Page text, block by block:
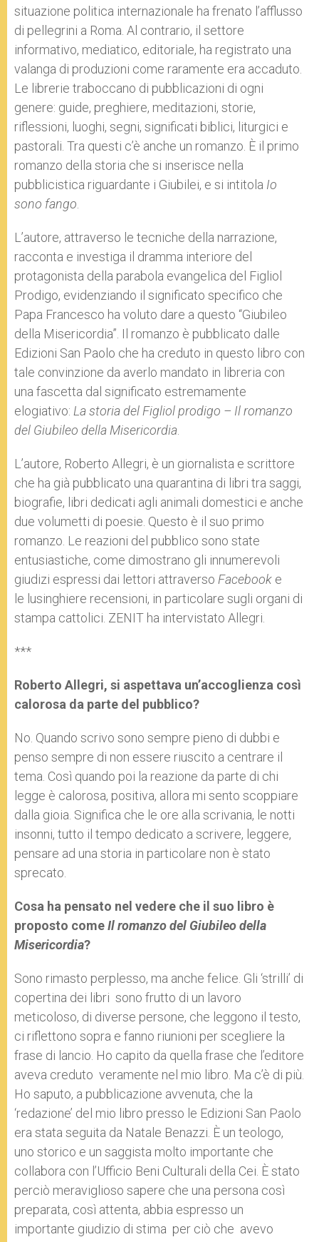
situazione politica internazionale ha frenato l’afflusso
di pellegrini a Roma. Al contrario, il settore
informativo, mediatico, editoriale, ha registrato una
valanga di produzioni come raramente era accaduto.
Le librerie traboccano di pubblicazioni di ogni
genere: guide, preghiere, meditazioni, storie,
riflessioni, luoghi, segni, significati biblici, liturgici e
pastorali. Tra questi c’è anche un romanzo. È il primo
romanzo della storia che si inserisce nella
pubblicistica riguardante i Giubilei, e si intitola Io
sono fango
L’autore, attraverso le tecniche della narrazione,
racconta e investiga il dramma interiore del
protagonista della parabola evangelica del Figliol
Prodigo, evidenziando il significato specifico che
Papa Francesco ha voluto dare a questo “Giubileo
della Misericordia”. Il romanzo è pubblicato dalle
Edizioni San Paolo che ha creduto in questo libro con
tale convinzione da averlo mandato in libreria con
una fascetta dal significato estremamente
elogiativo: La storia del Figliol prodigo – Il romanzo
del Giubileo della Misericordia
L’autore, Roberto Allegri, è un giornalista e scrittore
che ha già pubblicato una quarantina di libri tra saggi,
biografie, libri dedicati agli animali domestici e anche
due volumetti di poesie. Questo è il suo primo
romanzo. Le reazioni del pubblico sono state
entusiastiche, come dimostrano gli innumerevoli
giudizi espressi dai lettori attraverso Facebook e
le lusinghiere recensioni, in particolare sugli organi di
stampa cattolici. ZENIT ha intervistato Allegri.
***
Roberto Allegri, si aspettava un’accoglienza così
calorosa da parte del pubblico?
No. Quando scrivo sono sempre pieno di dubbi e
penso sempre di non essere riuscito a centrare il
tema. Così quando poi la reazione da parte di chi
legge è calorosa, positiva, allora mi sento scoppiare
dalla gioia. Significa che le ore alla scrivania, le notti
insonni, tutto il tempo dedicato a scrivere, leggere,
pensare ad una storia in particolare non è stato
sprecato.
Cosa ha pensato nel vedere che il suo libro è
proposto comeIl romanzo del Giubileo della
Misericordia?
Sono rimasto perplesso, ma anche felice. Gli ‘strilli’ di
copertina dei libri sono frutto di un lavoro
meticoloso, di diverse persone, che leggono il testo,
ci riflettono sopra e fanno riunioni per scegliere la
frase di lancio. Ho capito da quella frase che l’editore
aveva creduto veramente nel mio libro. Ma c’è di più.
Ho saputo, a pubblicazione avvenuta, che la
‘redazione’ del mio libro presso le Edizioni San Paolo
era stata seguita da Natale Benazzi. È un teologo,
uno storico e un saggista molto importante che
collabora con l’Ufficio Beni Culturali della Cei. È stato
perciò meraviglioso sapere che una persona così
preparata, così attenta, abbia espresso un
importante giudizio di stima per ciò che avevo